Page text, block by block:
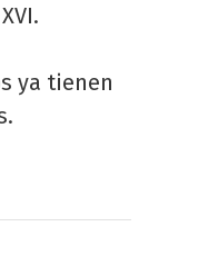
ya tienen